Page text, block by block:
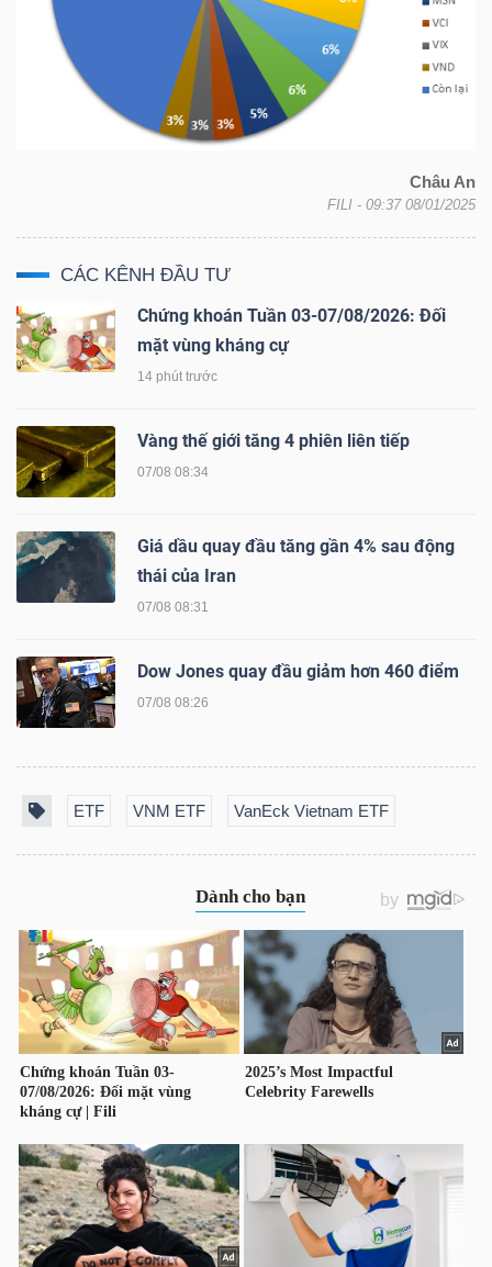
Châu An
FILI - 09:37 08/01/2025
CÁC KÊNH ĐẦU TƯ
Chứng khoán Tuần 03-07/08/2026: Đối
mặt vùng kháng cự
14 phút trước
Vàng thế giới tăng 4 phiên liên tiếp
07/08 08:34
Giá dầu quay đầu tăng gần 4% sau động
thái của Iran
07/08 08:31
Dow Jones quay đầu giảm hơn 460 điểm
07/08 08:26
ETF VNM ETF VanEck Vietnam ETF
CÔNG
CỤ
ĐẦU
XUẤT
DỮ
Ngành
VS-
SECTOR
LƯỢNG
LIỆU
CÔNG
NGHIỆP
TIÊU
DÙNG
KHÔNG
THIẾT